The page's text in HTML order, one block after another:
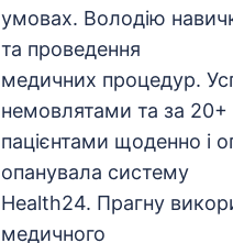
умовах. Володію
та проведення
медичних процедур.
немовлятами та за 20+
пацієнтами щоденно і
опанувала систему
Health24. Прагну
медичного